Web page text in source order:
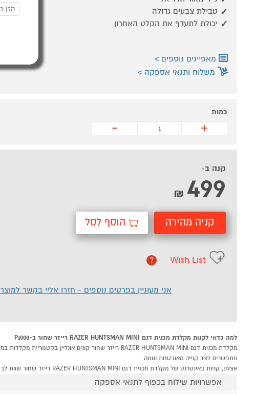
טבילת צבעים גדולה
יכולת לתעדף את הקלט האחרון
מאפיינים נוספים
משלוח ותנאי אספקה
כמות
+
-
קנה ב-
499
₪
קניה מהירה הוסף לסל
Wish List
?
אני מעוניין בפרטים נוספים - חזרו אליי בקשר
למה כדאי לקנות מקלדת מכנית דגם RAZER HUNTSMAN MINI רייזר שחור ב-P1000
מתפשרים לצד קנייה מאובטחת ונוחה.
אצלנו, קניות באינטרנט של מקלדת מכנית דגם RAZER HUNTSMAN MINI רייזר שחור שוות לך פי אלף!
אפשרויות שילוח בכפוף לתנאי אספקה